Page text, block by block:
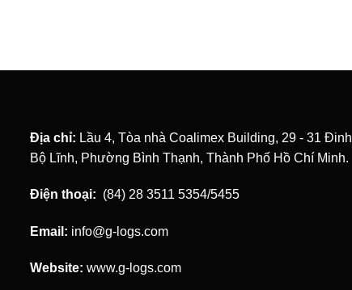
Địa chỉ: Lầu 4, Tòa nhà Coalimex Building, 29 - 31 Đinh
Bộ Lĩnh, Phường Bình Thạnh, Thành Phố Hồ Chí Minh.
Điện thoại: (84) 28 3511 5354/5455
Email: info@g-logs.com
Website: www.g-logs.com